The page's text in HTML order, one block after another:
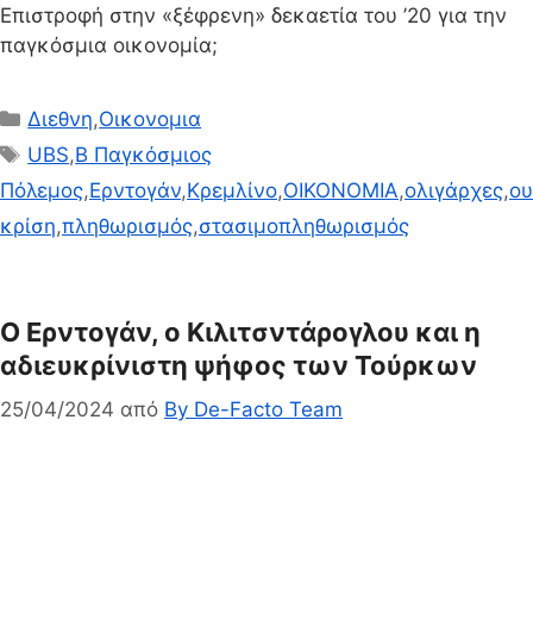
Επιστροφή στην «ξέφρενη» δεκαετία του ’20 για την
παγκόσμια οικονομία;
Κατηγορίες
Διεθνη,Οικονομια
Ετικέτες
UBS,Β Παγκόσμιος
Πόλεμος,Ερντογάν,Κρεμλίνο,ΟΙΚΟΝΟΜΙΑ,ολιγάρχες,
κρίση,πληθωρισμός,στασιμοπληθωρισμός
Ο Ερντογάν, ο Κιλιτσντάρογλου και η
αδιευκρίνιστη ψήφος των Τούρκων
25/04/2024 από By De-Facto Team